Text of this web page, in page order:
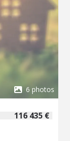
6 photos
116 435 €